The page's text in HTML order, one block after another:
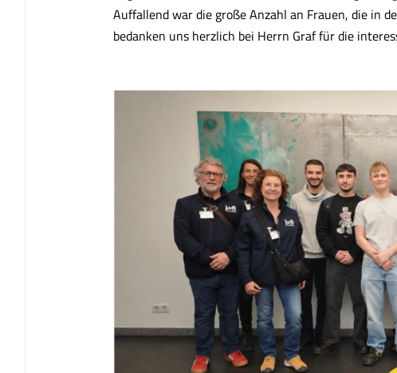
Auffallend war die große Anzahl an Frauen, die in
bedanken uns herzlich bei Herrn Graf für die